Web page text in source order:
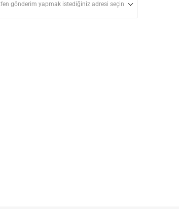
gönderim yapmak istediğiniz adresi seçin